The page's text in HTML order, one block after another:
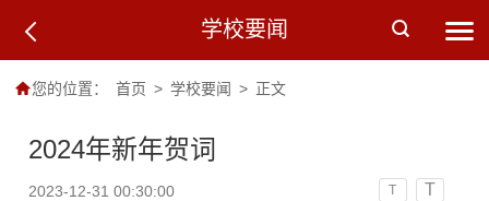
学校要闻
您的位置： 首页 > 学校要闻 > 正文
2024年新年贺词
2023-12-31 00:30:00 T T